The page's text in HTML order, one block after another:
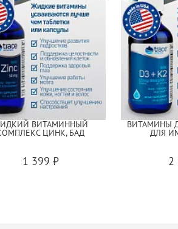
ВИТАМИННЫЙ
ЦИНК, БАД
1 399 ₽
ВИТАМИНЫ
ДЛЯ
2